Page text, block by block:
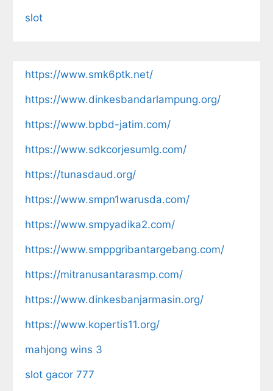
slot
https://www.smk6ptk.net/
https://www.dinkesbandarlampung.org/
https://www.bpbd-jatim.com/
https://www.sdkcorjesumlg.com/
https://tunasdaud.org/
https://www.smpn1warusda.com/
https://www.smpyadika2.com/
https://www.smppgribantargebang.com/
https://mitranusantarasmp.com/
https://www.dinkesbanjarmasin.org/
https://www.kopertis11.org/
mahjong wins 3
slot gacor 777